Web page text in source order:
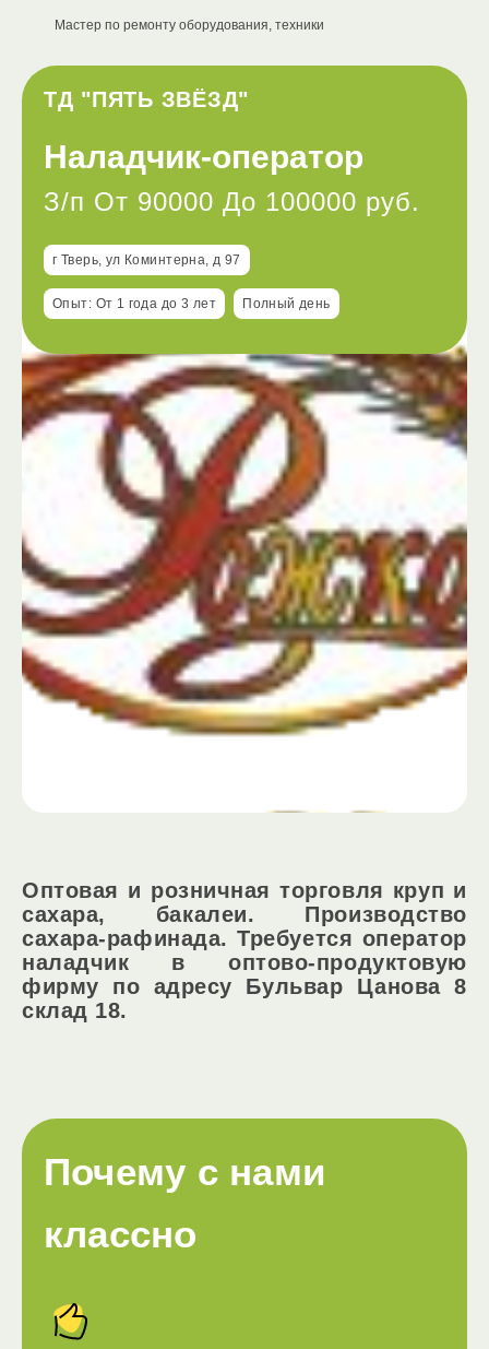
ТД "ПЯТЬ ЗВЁЗД"
Мастер по ремонту оборудования, техники
Наладчик-оператор
З/п От 90000 До 100000 руб.
г Тверь, ул Коминтерна, д 97
Опыт: От 1 года до 3 лет Полный день
Оптовая и розничная торговля круп и
сахара, бакалеи. Производство
сахара-рафинада. Требуется оператор
наладчик в оптово-продуктовую
фирму по адресу Бульвар Цанова 8
склад 18.
Почему с нами
классно